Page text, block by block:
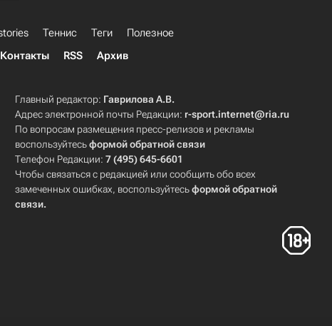
Теннис Теги
Полезное
Контакты RSS Архив
Главный редактор: Гаврилова А.В.
Адрес электронной почты Редакции: r-sport.internet@ria.ru
По вопросам размещения пресс-релизов и рекламы
воспользуйтесьформой обратной связи
Телефон Редакции:7 (495) 645-6601
Чтобы связаться с редакцией или сообщить обо всех
замеченных ошибках, воспользуйтесьформой обратной
связи.